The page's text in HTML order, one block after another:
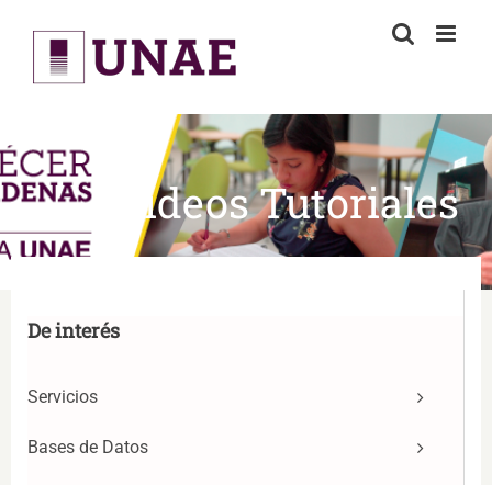
content
Videos Tutoriales
De interés
Servicios
Bases de Datos